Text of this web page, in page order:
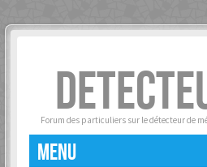
Forum des particuliers sur le détecteur de
MENU